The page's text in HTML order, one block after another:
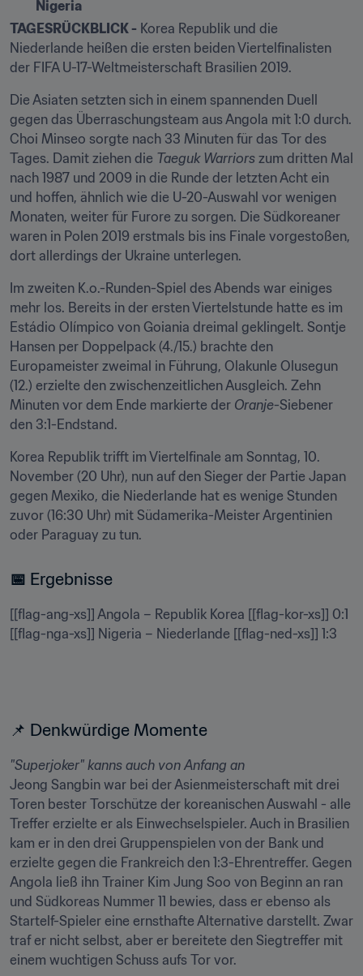
Nigeria
TAGESRÜCKBLICK - Korea Republik und die
Niederlande heißen die ersten beiden Viertelfinalisten
der FIFA U-17-Weltmeisterschaft Brasilien 2019.
Die Asiaten setzten sich in einem spannenden Duell
gegen das Überraschungsteam aus Angola mit 1:0 durch.
Choi Minseo sorgte nach 33 Minuten für das Tor des
Tages. Damit ziehen die Taeguk Warriors zum dritten Mal
nach 1987 und 2009 in die Runde der letzten Acht ein
und hoffen, ähnlich wie die U-20-Auswahl vor wenigen
Monaten, weiter für Furore zu sorgen. Die Südkoreaner
waren in Polen 2019 erstmals bis ins Finale vorgestoßen,
dort allerdings der Ukraine unterlegen.
Im zweiten K.o.-Runden-Spiel des Abends war einiges
mehr los. Bereits in der ersten Viertelstunde hatte es im
Estádio Olímpico von Goiania dreimal geklingelt. Sontje
Hansen per Doppelpack (4./15.) brachte den
Europameister zweimal in Führung, Olakunle Olusegun
(12.) erzielte den zwischenzeitlichen Ausgleich. Zehn
Minuten vor dem Ende markierte der Oranje-Siebener
den 3:1-Endstand.
Korea Republik trifft im Viertelfinale am Sonntag, 10.
November (20 Uhr), nun auf den Sieger der Partie Japan
gegen Mexiko, die Niederlande hat es wenige Stunden
zuvor (16:30 Uhr) mit Südamerika-Meister Argentinien
oder Paraguay zu tun.
📅 Ergebnisse
[[flag-ang-xs]] Angola – Republik Korea [[flag-kor-xs]] 0:1
[[flag-nga-xs]] Nigeria – Niederlande [[flag-ned-xs]] 1:3
📌 Denkwürdige Momente
"Superjoker" kanns auch von Anfang an
Jeong Sangbin war bei der Asienmeisterschaft mit drei
Toren bester Torschütze der koreanischen Auswahl - alle
Treffer erzielte er als Einwechselspieler. Auch in Brasilien
kam er in den drei Gruppenspielen von der Bank und
erzielte gegen die Frankreich den 1:3-Ehrentreffer. Gegen
Angola ließ ihn Trainer Kim Jung Soo von Beginn an ran
und Südkoreas Nummer 11 bewies, dass er ebenso als
Startelf-Spieler eine ernsthafte Alternative darstellt. Zwar
traf er nicht selbst, aber er bereitete den Siegtreffer mit
einem wuchtigen Schuss aufs Tor vor.